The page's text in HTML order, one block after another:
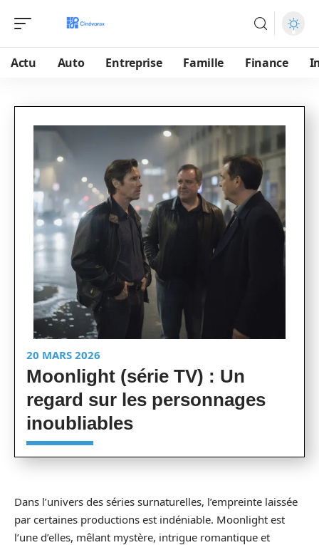
Actu Auto Entreprise Famille Finance
20 MARS 2026
Moonlight (série TV) : Un
regard sur les personnages
inoubliables
Dans l’univers des séries surnaturelles, l’empreinte laissée
par certaines productions est indéniable. Moonlight est
l’une d’elles, mêlant mystère, intrigue romantique et